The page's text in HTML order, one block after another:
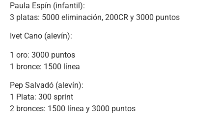
Paula Espín (infantil):
3 platas: 5000 eliminación, 200CR y 3000 puntos
Ivet Cano (alevín):
1 oro: 3000 puntos
1 bronce: 1500 línea
Pep Salvadó (alevín):
1 Plata: 300 sprint
2 bronces: 1500 línea y 3000 puntos